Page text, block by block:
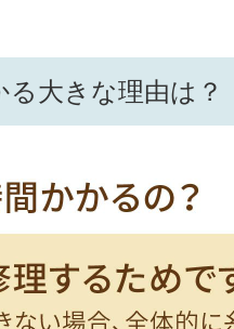
大きな理由は？